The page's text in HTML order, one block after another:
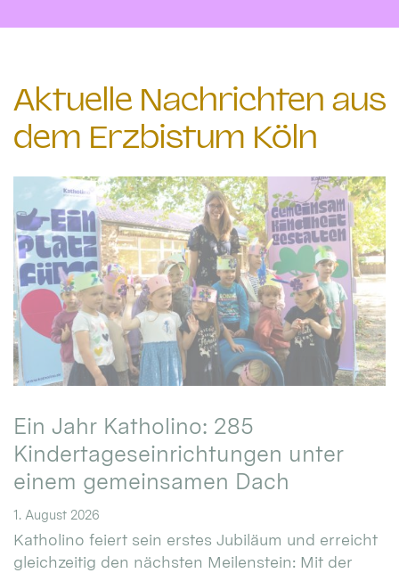
Aktuelle Nachrichten aus
dem Erzbistum Köln
Ein Jahr Katholino: 285
Kindertageseinrichtungen unter
einem gemeinsamen Dach
1. August 2026
Katholino feiert sein erstes Jubiläum und erreicht
gleichzeitig den nächsten Meilenstein: Mit der